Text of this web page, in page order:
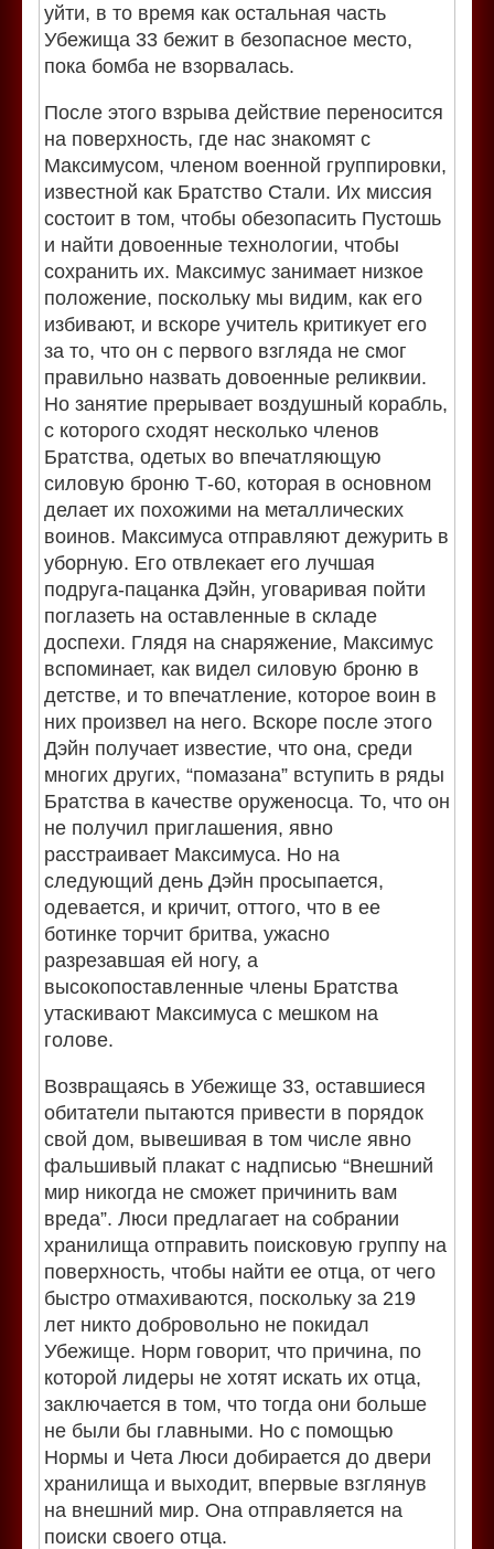
уйти, в то время как остальная часть
Убежища 33 бежит в безопасное место,
пока бомба не взорвалась.
После этого взрыва действие переносится
на поверхность, где нас знакомят с
Максимусом, членом военной группировки,
известной как Братство Стали. Их миссия
состоит в том, чтобы обезопасить Пустошь
и найти довоенные технологии, чтобы
сохранить их. Максимус занимает низкое
положение, поскольку мы видим, как его
избивают, и вскоре учитель критикует его
за то, что он с первого взгляда не смог
правильно назвать довоенные реликвии.
Но занятие прерывает воздушный корабль,
с которого сходят несколько членов
Братства, одетых во впечатляющую
силовую броню Т-60, которая в основном
делает их похожими на металлических
воинов. Максимуса отправляют дежурить в
уборную. Его отвлекает его лучшая
подруга-пацанка Дэйн, уговаривая пойти
поглазеть на оставленные в складе
доспехи. Глядя на снаряжение, Максимус
вспоминает, как видел силовую броню в
детстве, и то впечатление, которое воин в
них произвел на него. Вскоре после этого
Дэйн получает известие, что она, среди
многих других, “помазана” вступить в ряды
Братства в качестве оруженосца. То, что он
не получил приглашения, явно
расстраивает Максимуса. Но на
следующий день Дэйн просыпается,
одевается, и кричит, оттого, что в ее
ботинке торчит бритва, ужасно
разрезавшая ей ногу, а
высокопоставленные члены Братства
утаскивают Максимуса с мешком на
голове.
Возвращаясь в Убежище 33, оставшиеся
обитатели пытаются привести в порядок
свой дом, вывешивая в том числе явно
фальшивый плакат с надписью “Внешний
мир никогда не сможет причинить вам
вреда”. Люси предлагает на собрании
хранилища отправить поисковую группу на
поверхность, чтобы найти ее отца, от чего
быстро отмахиваются, поскольку за 219
лет никто добровольно не покидал
Убежище. Норм говорит, что причина, по
которой лидеры не хотят искать их отца,
заключается в том, что тогда они больше
не были бы главными. Но с помощью
Нормы и Чета Люси добирается до двери
хранилища и выходит, впервые взглянув
на внешний мир. Она отправляется на
поиски своего отца.